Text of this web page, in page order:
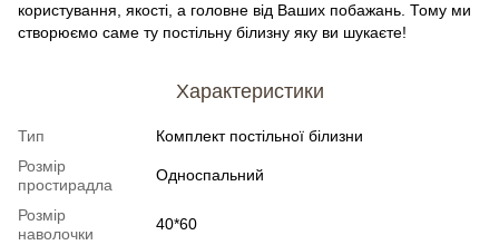
користування, якості, а головне від Ваших побажань. Тому ми
створюємо саме ту постільну білизну яку ви шукаєте!
Характеристики
Тип
Комплект постільної білизни
Розмір
простирадла
Односпальний
Розмір
наволочки
40*60